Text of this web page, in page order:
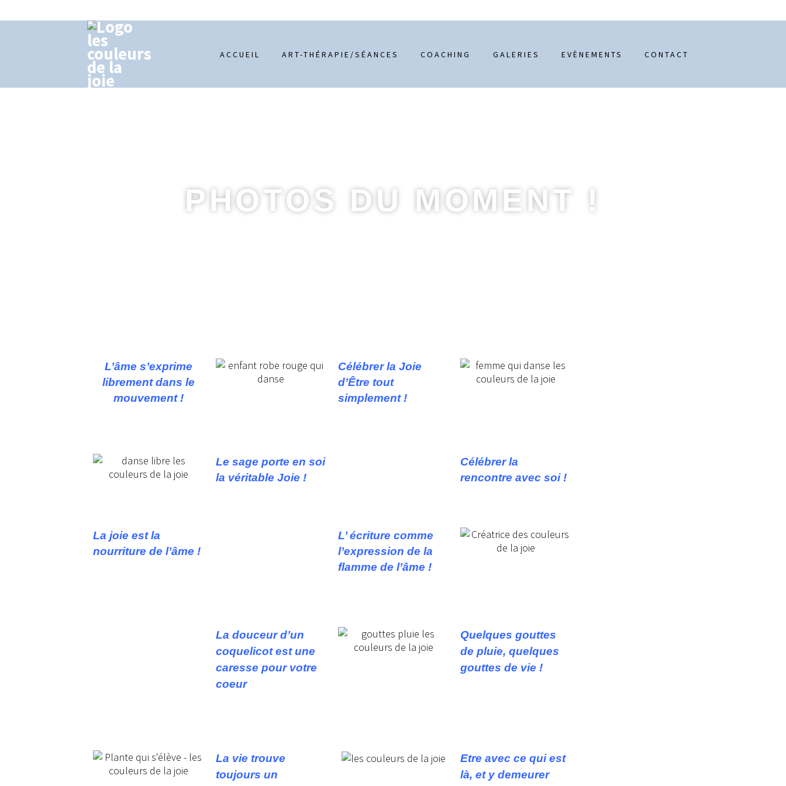
ACCUEIL ART-THÉRAPIE/SÉANCES COACHING GALERIES EVÈNEMENTS CONTACT
PHOTOS DU MOMENT !
L’âme s’exprime
librement dans le
mouvement !
Célébrer la Joie
d’Être tout
simplement !
Le sage porte en soi
la véritable Joie !
Célébrer la
rencontre avec soi !
La joie est la
nourriture de l’âme !
L’ écriture comme
l’expression de la
flamme de l’âme !
La douceur d’un
coquelicot est une
caresse pour votre
coeur
Quelques gouttes
de pluie, quelques
gouttes de vie !
La vie trouve
toujours un
Etre avec ce qui est
là, et y demeurer